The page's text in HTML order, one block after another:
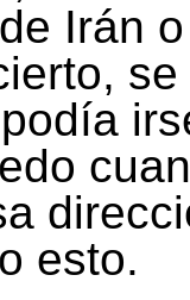
Irán
esto.